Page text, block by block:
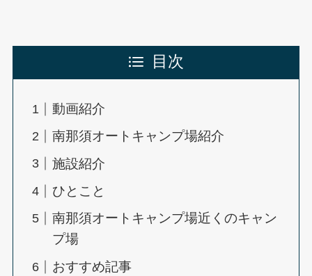
目次
動画紹介
南那須オートキャンプ場紹介
施設紹介
ひとこと
南那須オートキャンプ場近くのキャン
プ場
おすすめ記事